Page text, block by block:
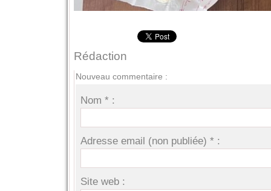
Rédaction
Nouveau commentaire :
Nom * :
Adresse email (non publiée) * :
Site web :